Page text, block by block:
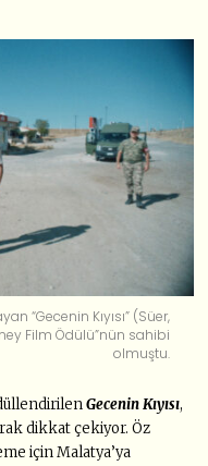
“Gecenin Kıyısı” (Süer,
Film Ödülü”nün sahibi
olmuştu.
Gecenin Kıyısı,
dikkat çekiyor. Öz
için Malatya’ya